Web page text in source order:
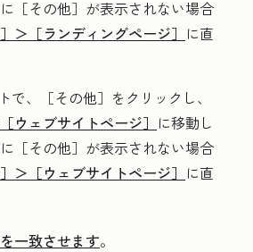
［その他］が表示されない場合
＞ ［ランディングページ］ に直
、
［その他］をクリックし、
［ウェブサイトページ］ に移動し
［その他］が表示されない場合
＞ ［ウェブサイトページ］ に直
一致させます。